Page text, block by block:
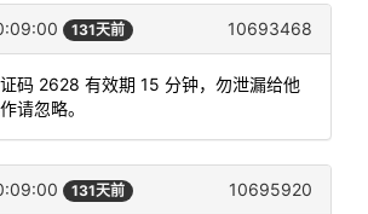
131天前 10693468
证码 2628 有效期 15 分钟，勿泄漏给他
请忽略。
131天前 10695920